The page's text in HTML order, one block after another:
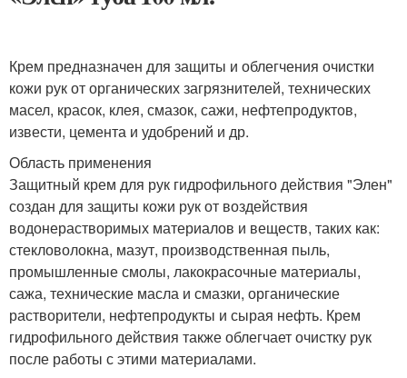
Крем предназначен для защиты и облегчения очистки
кожи рук от органических загрязнителей, технических
масел, красок, клея, смазок, сажи, нефтепродуктов,
извести, цемента и удобрений и др.
Область применения
Защитный крем для рук гидрофильного действия "Элен"
создан для защиты кожи рук от воздействия
водонерастворимых материалов и веществ, таких как:
стекловолокна, мазут, производственная пыль,
промышленные смолы, лакокрасочные материалы,
сажа, технические масла и смазки, органические
растворители, нефтепродукты и сырая нефть. Крем
гидрофильного действия также облегчает очистку рук
после работы с этими материалами.